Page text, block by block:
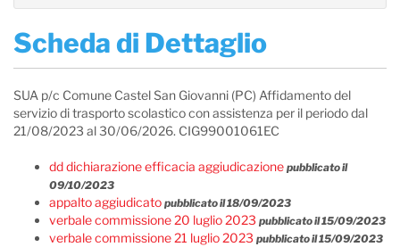
Scheda di Dettaglio
SUA p/c Comune Castel San Giovanni (PC) Affidamento del
servizio di trasporto scolastico con assistenza per il periodo dal
21/08/2023 al 30/06/2026. CIG99001061EC
dd dichiarazione efficacia aggiudicazione pubblicato il
09/10/2023
appalto aggiudicato pubblicato il 18/09/2023
verbale commissione 20 luglio 2023 pubblicato il 15/09/2023
verbale commissione 21 luglio 2023 pubblicato il 15/09/2023